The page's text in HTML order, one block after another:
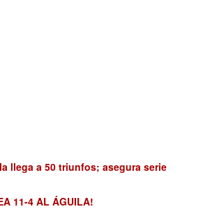
llega a 50 triunfos; asegura serie
11-4 AL ÁGUILA!